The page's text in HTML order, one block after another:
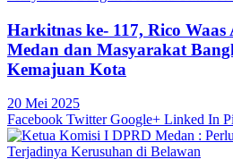
Harkitnas ke- 117, Rico
Medan dan Masyarakat
Kemajuan Kota
20 Mei 2025
Facebook Twitter Google+ Linked In